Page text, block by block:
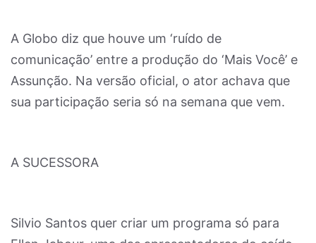
A Globo diz que houve um ‘ruído de
comunicação’ entre a produção do ‘Mais Você’ e
Assunção. Na versão oficial, o ator achava que
sua participação seria só na semana que vem.
A SUCESSORA
Silvio Santos quer criar um programa só para